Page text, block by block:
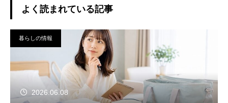
よく読まれている記事
暮らしの情報
2026.06.08